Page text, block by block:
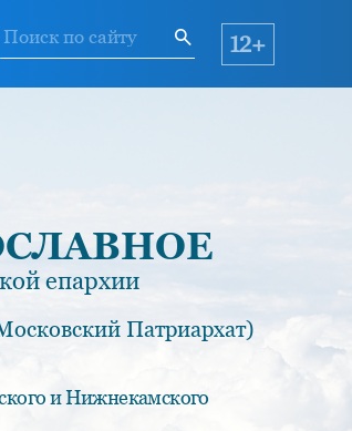
12+
епархии
Патриархат)
и Нижнекамского